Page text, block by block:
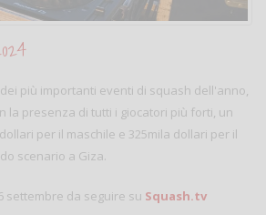
più importanti eventi di squash dell'anno,
la presenza di tutti i giocatori più forti, un
per il maschile e 325mila dollari per il
scenario a Giza.
settembre da seguire su Squash.tv